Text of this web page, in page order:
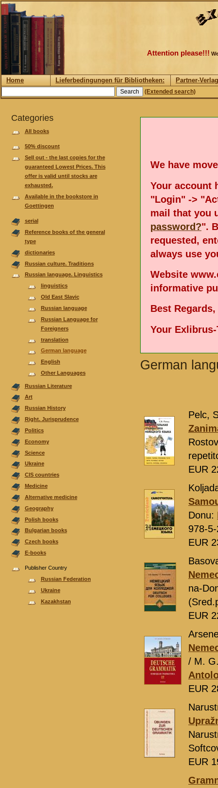
Attention please!!!
Home Lieferbedingungen für Bibliotheken: Partner-
(Extended search)
Categories
All books
50% discount
Sell out - the last copies for the
guaranteed Lowest Prices. This
offer is valid until stocks are
exhausted.
Available in the bookstore in
Goettingen
serial
Reference books of the general
type
dictionaries
Russian culture. Traditions
Russian language. Linguistics
linguistics
Old East Slavic
Russian language
Russian Language for
Foreigners
translation
German language
English
Other Languages
Russian Literature
Аrt
Russian History
Right. Jurisprudence
Politics
Economy
Science
Ukraine
CIS countries
Medicine
Alternative medicine
Geography
Polish books
Bulgarian books
Czech books
E-books
Publisher Country
Russian Federation
Ukraine
Kazakhstan
We have
Your account
"Login" ->
mail that you
password?".
requested,
always use
Website
informative
Best Regards,
Your Exlibrus-
German
Pelc,
EUR
Donu:
978-
EUR
na-
EUR
/ M.
EUR
EUR